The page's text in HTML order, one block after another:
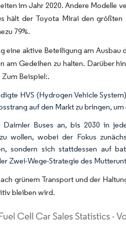
im Jahr 2020. Andere Modelle
hält der Toyota Mirai den
79%.
eine aktive Beteiligung am
am Gedeihen zu halten. Darüber
Zum Beispiel:.
HVS (Hydrogen Vehicle
auf den Markt zu bringen,
Buses an, bis 2030 in
wollen, wobei der Fokus
sondern sich stattdessen auf
Zwei-Wege-Strategie des
grünem Transport und der
bleiben wird.